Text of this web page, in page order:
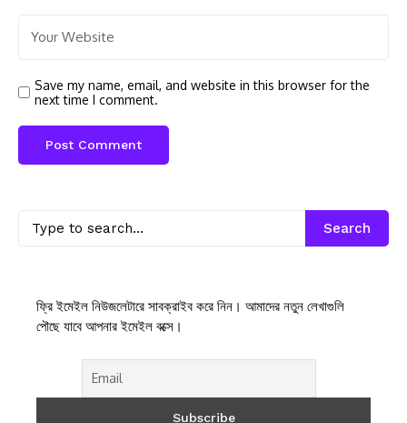
Save my name, email, and website in this browser for the
next time I comment.
Search
ফ্রি ইমেইল নিউজলেটারে সাবক্রাইব করে নিন। আমাদের নতুন লেখাগুলি
পৌছে যাবে আপনার ইমেইল বক্সে।